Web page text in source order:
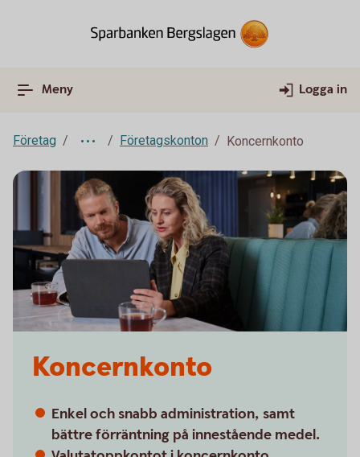
Meny Logga in
Företag Företagskonton Koncernkonto
Koncernkonto
Enkel och snabb administration, samt
bättre förräntning på innestående medel.